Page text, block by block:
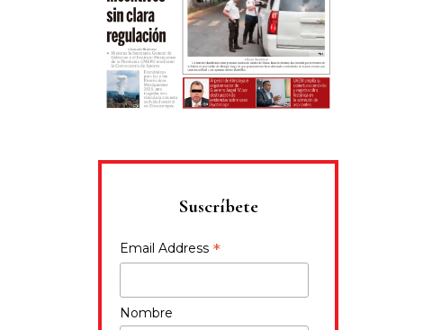
Suscríbete
Email Address *
Nombre